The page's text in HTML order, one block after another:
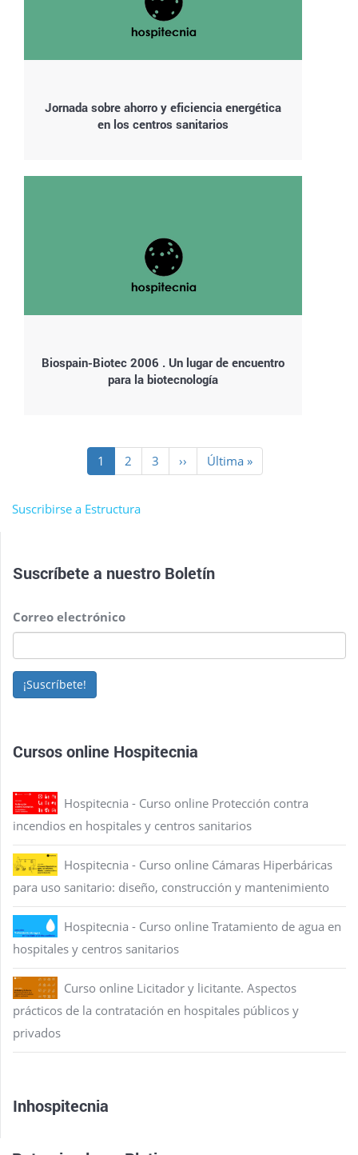
Jornada sobre ahorro y eficiencia energética
en los centros sanitarios
Biospain-Biotec 2006 . Un lugar de encuentro
para la biotecnología
Paginación Página
actual
1 Page
2 Page
3
Siguiente
página
››
Última
página
Última »
Suscribirse a Estructura
Suscríbete a nuestro Boletín
Correo electrónico
¡Suscríbete!
Cursos online Hospitecnia
Hospitecnia - Curso online Protección contra
incendios en hospitales y centros sanitarios
Hospitecnia - Curso online Cámaras Hiperbáricas
para uso sanitario: diseño, construcción y mantenimiento
Hospitecnia - Curso online Tratamiento de agua en
hospitales y centros sanitarios
Curso online Licitador y licitante. Aspectos
prácticos de la contratación en hospitales públicos y
privados
Inhospitecnia